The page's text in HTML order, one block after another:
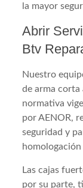
la mayor
Abrir
Btv
Nuestro
de arma corta
normativa
por AENOR,
seguridad y
Las cajas
por su parte,